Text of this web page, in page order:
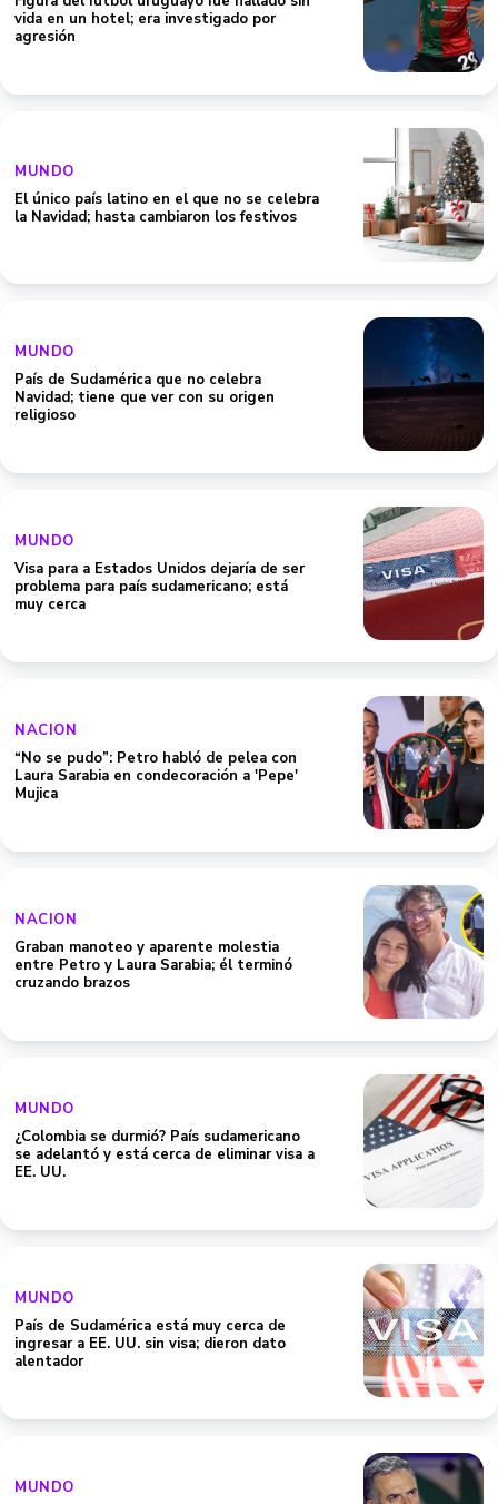
vida en un hotel; era investigado por
agresión
MUNDO
El único país latino en el que no se celebra
la Navidad; hasta cambiaron los festivos
MUNDO
País de Sudamérica que no celebra
Navidad; tiene que ver con su origen
religioso
MUNDO
Visa para a Estados Unidos dejaría de ser
problema para país sudamericano; está
muy cerca
NACION
“No se pudo”: Petro habló de pelea con
Laura Sarabia en condecoración a 'Pepe'
Mujica
NACION
Graban manoteo y aparente molestia
entre Petro y Laura Sarabia; él terminó
cruzando brazos
MUNDO
¿Colombia se durmió? País sudamericano
se adelantó y está cerca de eliminar visa a
EE. UU.
MUNDO
País de Sudamérica está muy cerca de
ingresar a EE. UU. sin visa; dieron dato
alentador
MUNDO